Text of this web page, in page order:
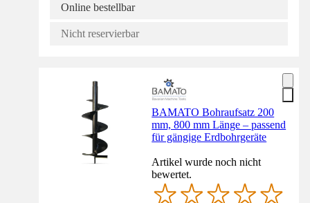
Online bestellbar
Nicht reservierbar
BAMATO Bohraufsatz 200
mm, 800 mm Länge – passend
für gängige Erdbohrgeräte
Artikel wurde noch nicht
bewertet.